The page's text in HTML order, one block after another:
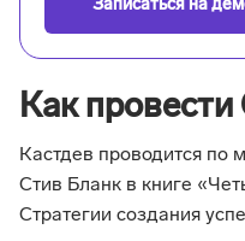
Записаться на
Как провести
Кастдев проводится по
Стив Бланк в книге
Стратегии создания